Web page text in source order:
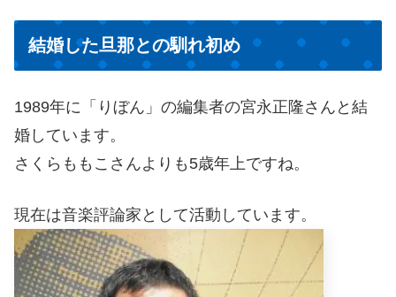
結婚した旦那との馴れ初め
1989年に「りぼん」の編集者の宮永正隆さんと結
婚しています。
さくらももこさんよりも5歳年上ですね。
現在は音楽評論家として活動しています。